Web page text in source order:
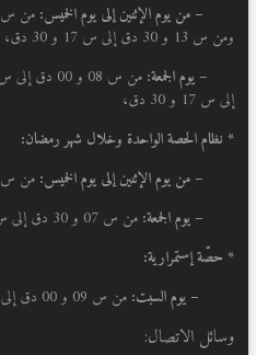
– من يوم الإثنين إلى يوم الخميس:
ومن س 13 و 30 دق إلى س 17 و 30 دق،
– يوم الجمعة:
إلى س 17 و 30 دق،
* نظام الحصة الواحدة وخلال شهر رمضان:
– من يوم الإثنين إلى يوم الخميس: من س 08 و 00 دق إلى س 14 و 30 دق،
– يوم الجمعة: من س 07 و 30 دق إلى س 13 و 00،
* حصّة إستمرارية:
– يوم السبت: من س 09 و 00 دق إلى س 12 و 00 دق.
وسائل الاتصال: